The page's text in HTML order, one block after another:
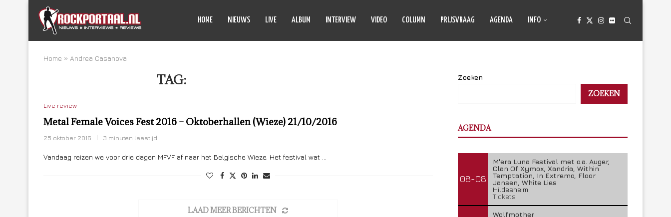
HOME NIEUWS LIVE ALBUM INTERVIEW VIDEO COLUMN PRIJSVRAAG AGENDA INFO
Home » Andrea Casanova
TAG:
Live review
Metal Female Voices Fest 2016 – Oktoberhallen (Wieze) 21/10/2016
25 oktober 2016 3 minuten leestijd
Vandaag reizen we voor drie dagen MFVF af naar het Belgische Wieze. Het festival wat …
LAAD MEER BERICHTEN
Zoeken
ZOEKEN
AGENDA
08-08
M'era Luna Festival met o.a. Auger,
Clan Of Xymox, Xandria, Within
Temptation, In Extremo, Floor
Jansen, White Lies
Hildesheim
Tickets
Wolfmother